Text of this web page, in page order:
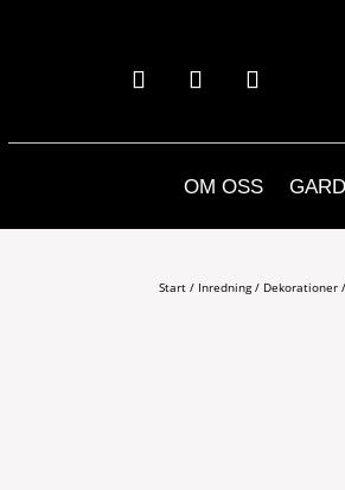
OM OSS
Start / Inredning/ Dekorationer